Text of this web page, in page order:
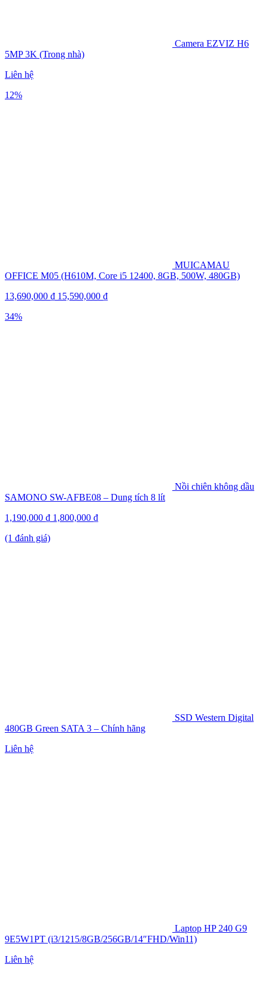
Camera EZVIZ H6
5MP 3K (Trong nhà)
Liên hệ
12%
MUICAMAU
OFFICE M05 (H610M, Core i5 12400, 8GB, 500W, 480GB)
13,690,000 ₫ 15,590,000 ₫
34%
Nồi chiên không dầu
SAMONO SW-AFBE08 – Dung tích 8 lít
1,190,000 ₫ 1,800,000 ₫
(1 đánh giá)
SSD Western Digital
480GB Green SATA 3 – Chính hãng
Liên hệ
Laptop HP 240 G9
9E5W1PT (i3/1215/8GB/256GB/14″FHD/Win11)
Liên hệ